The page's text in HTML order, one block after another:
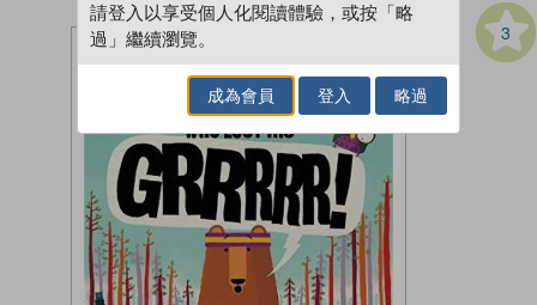
3
請登入以享受個人化閱讀體驗，或按「略
過」繼續瀏覽。
成為會員 登入 略過